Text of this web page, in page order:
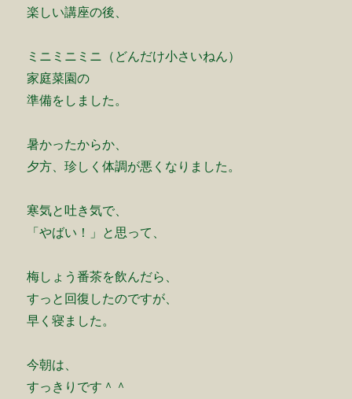
楽しい講座の後、
ミニミニミニ（どんだけ小さいねん）
家庭菜園の
準備をしました。
暑かったからか、
夕方、珍しく体調が悪くなりました。
寒気と吐き気で、
「やばい！」と思って、
梅しょう番茶を飲んだら、
すっと回復したのですが、
早く寝ました。
今朝は、
すっきりです＾＾